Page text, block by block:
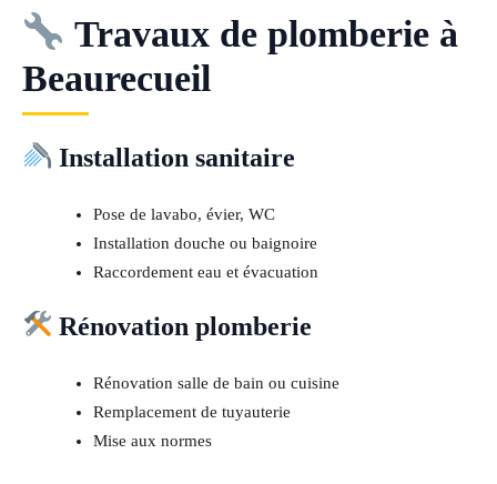
Travaux de plomberie à
Beaurecueil
Installation sanitaire
Pose de lavabo, évier, WC
Installation douche ou baignoire
Raccordement eau et évacuation
Rénovation plomberie
Rénovation salle de bain ou cuisine
Remplacement de tuyauterie
Mise aux normes